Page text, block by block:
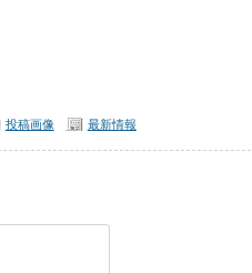
投稿画像 最新情報